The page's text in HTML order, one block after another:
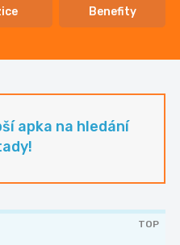
Benefity
apka na hledání
TOP